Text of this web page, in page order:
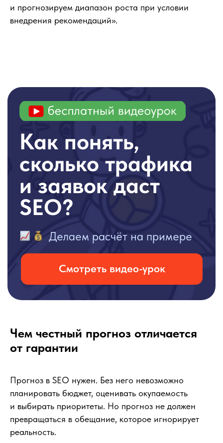
и прогнозируем диапазон роста при условии
внедрения рекомендаций».
Чем честный прогноз отличается
от гарантии
Прогноз в SEO нужен. Без него невозможно
планировать бюджет, оценивать окупаемость
и выбирать приоритеты. Но прогноз не должен
превращаться в обещание, которое игнорирует
реальность.